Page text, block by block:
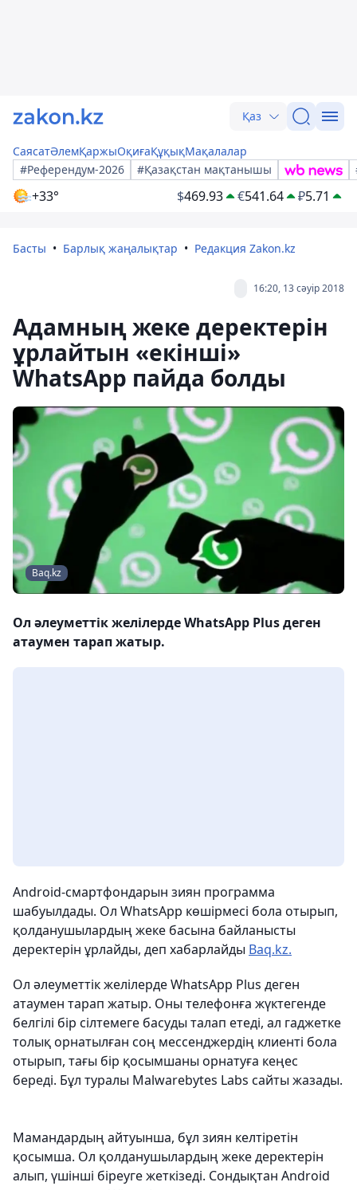
Қаз
СаясатӘлемҚаржыОқиғаҚұқықМақалалар
#Референдум-2026
#Қазақстан мақтанышы
+33° $469.93 €541.64 ₽5.71
Басты Барлық жаңалықтар Редакция Zakon.kz
16:20, 13 сәуір 2018
Адамның жеке деректерін
ұрлайтын «екінші»
WhatsApp пайда болды
Baq.kz
Ол әлеуметтік желілерде WhatsApp Plus деген
атаумен тарап жатыр.
Android-смартфондарын зиян программа
шабуылдады. Ол WhatsApp көшірмесі бола отырып,
қолданушылардың жеке басына байланысты
деректерін ұрлайды, деп хабарлайды Baq.kz.
Ол әлеуметтік желілерде WhatsApp Plus деген
атаумен тарап жатыр. Оны телефонға жүктегенде
белгілі бір сілтемеге басуды талап етеді, ал гаджетке
толық орнатылған соң мессенджердің клиенті бола
отырып, тағы бір қосымшаны орнатуға кеңес
береді. Бұл туралы Malwarebytes Labs сайты жазады.
Мамандардың айтуынша, бұл зиян келтіретін
қосымша. Ол қолданушылардың жеке деректерін
алып, үшінші біреуге жеткізеді. Сондықтан Android